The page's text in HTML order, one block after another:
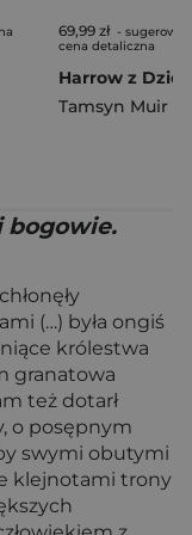
69,99 zł -
cena detaliczna
Tamsyn Muir
bogowie.
(…) była ongiś
królestwa
granatowa
też dotarł
o posępnym
swymi obutymi
klejnotami trony